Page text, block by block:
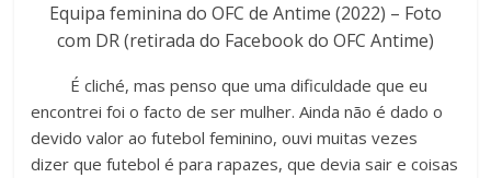
Equipa feminina do OFC de Antime (2022) – Foto
com DR (retirada do Facebook do OFC Antime)
É cliché, mas penso que uma dificuldade que eu
encontrei foi o facto de ser mulher. Ainda não é dado o
devido valor ao futebol feminino, ouvi muitas vezes
dizer que futebol é para rapazes, que devia sair e coisas